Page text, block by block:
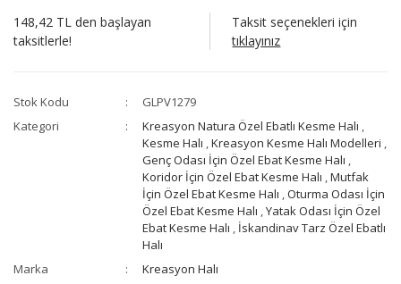
148,42 TL den başlayan
taksitlerle!
Taksit seçenekleri için
tıklayınız
Stok Kodu
GLPV1279
Kategori
Kreasyon Natura Özel Ebatlı Kesme Halı ,
Kesme Halı ,Kreasyon Kesme Halı Modelleri ,
Genç Odası İçin Özel Ebat Kesme Halı ,
Koridor İçin Özel Ebat Kesme Halı ,Mutfak
İçin Özel Ebat Kesme Halı ,Oturma Odası İçin
Özel Ebat Kesme Halı ,Yatak Odası İçin Özel
Ebat Kesme Halı , İskandinav Tarz Özel Ebatlı
Halı
Marka
Kreasyon Halı